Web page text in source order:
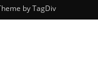
by TagDiv